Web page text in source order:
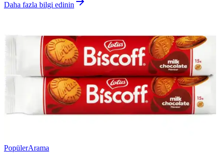
Daha fazla bilgi edinin
PopülerArama